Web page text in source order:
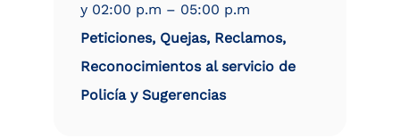
y 02:00 p.m – 05:00 p.m
Peticiones, Quejas, Reclamos,
Reconocimientos al servicio de
Policía y Sugerencias